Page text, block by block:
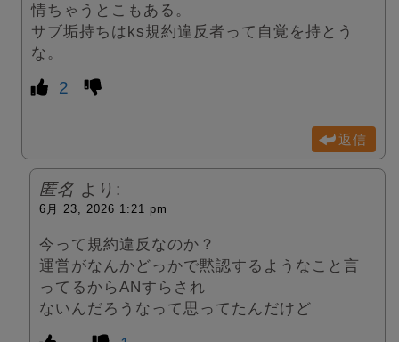
情ちゃうとこもある。
サブ垢持ちはks規約違反者って自覚を持とう
な。
2
返信
匿名 より:
6月 23, 2026 1:21 pm
今って規約違反なのか？
運営がなんかどっかで黙認するようなこと言
ってるからANすらされ
ないんだろうなって思ってたんだけど